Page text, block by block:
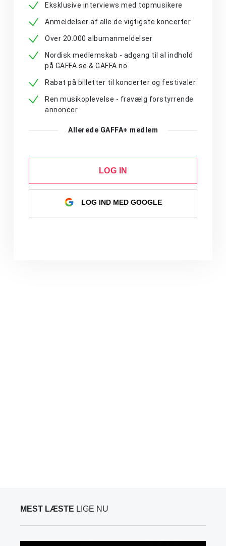
Eksklusive interviews med topmusikere
Anmeldelser af alle de vigtigste koncerter
Over 20.000 albumanmeldelser
Nordisk medlemskab - adgang til al indhold
på GAFFA.se & GAFFA.no
Rabat på billetter til koncerter og festivaler
Ren musikoplevelse - fravælg forstyrrende
annoncer
Allerede GAFFA+ medlem
LOG IN
LOG IND MED GOOGLE
MEST LÆSTE LIGE NU